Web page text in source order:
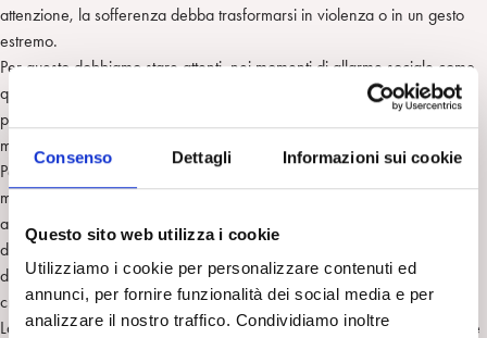
Consenso Dettagli Informazioni sui cookie
Questo sito web utilizza i cookie
Utilizziamo i cookie per personalizzare contenuti ed
annunci, per fornire funzionalità dei social media e per
analizzare il nostro traffico. Condividiamo inoltre
attenzione, la sofferenza debba trasformarsi in violenza o in un gesto
estremo.
Per questo dobbiamo stare attenti, nei momenti di allarme sociale come
questo, a evitare che lo stigma della “follia” ricada sulle migliaia di
pazienti che già soffrono tanto, senza essere ulteriormente messi ai
margini.
Perché la malattia mentale è prima di tutto una malattia, e come tutte le
malattie può avere conseguenze gravissime, per chi ne soffre e per gli
altri. Non coincide automaticamente con la cattiveria o con la
delinquenza: un guidatore che ha un infarto può perdere il controllo
della macchina e fare una strage, ma non per questo diventa un
criminale.
La differenza è che la malattia mentale non colpisce un organo, il cuore